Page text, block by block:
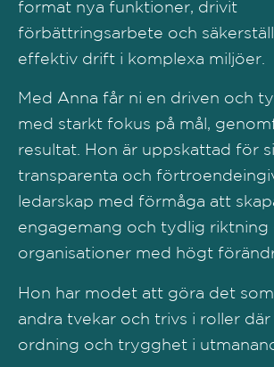
format nya funktioner, drivit
förbättringsarbete och
effektiv drift i komplexa miljöer.
Med Anna får ni en driven och
med starkt fokus på mål,
resultat. Hon är uppskattad för
transparenta och
ledarskap med förmåga att
engagemang och tydlig riktning
organisationer med högt
Hon har modet att göra det
andra tvekar och trivs i roller där
ordning och trygghet i